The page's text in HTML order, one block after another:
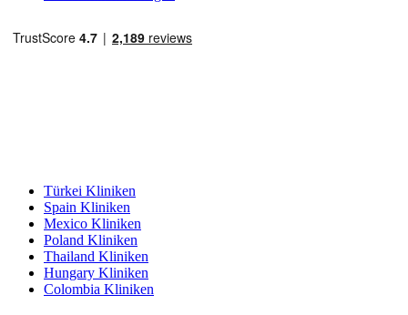
Türkei Kliniken
Spain Kliniken
Mexico Kliniken
Poland Kliniken
Thailand Kliniken
Hungary Kliniken
Colombia Kliniken